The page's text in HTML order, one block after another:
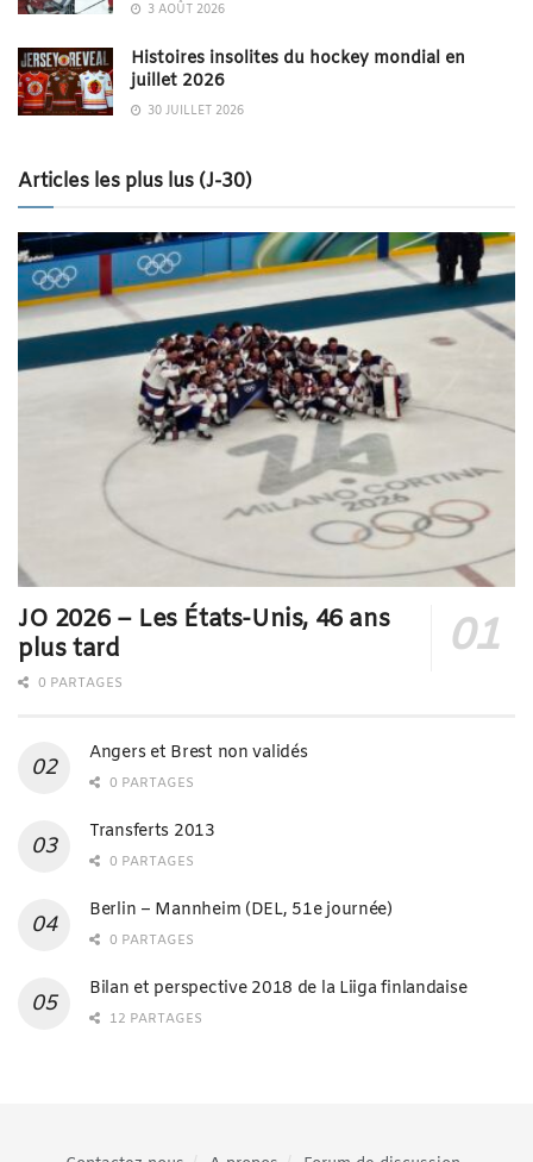
3 AOÛT 2026
Histoires insolites du hockey mondial en
juillet 2026
30 JUILLET 2026
Articles les plus lus (J-30)
JO 2026 – Les États-Unis, 46 ans
plus tard
0 PARTAGES
Angers et Brest non validés
0 PARTAGES
Transferts 2013
0 PARTAGES
Berlin – Mannheim (DEL, 51e journée)
0 PARTAGES
Bilan et perspective 2018 de la Liiga finlandaise
12 PARTAGES